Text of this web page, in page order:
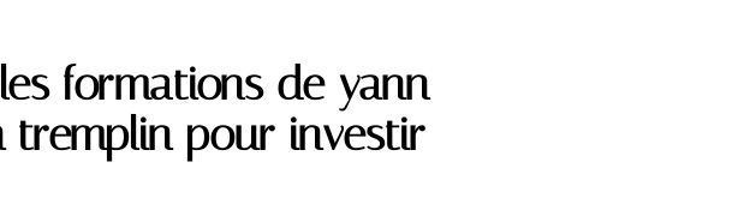
formations de yann
pour investir